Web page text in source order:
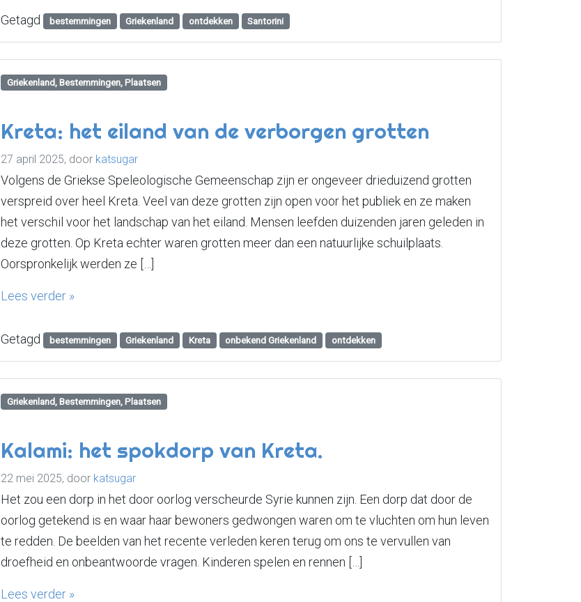
Getagd bestemmingen Griekenland ontdekken Santorini
Griekenland, Bestemmingen, Plaatsen
Kreta: het eiland van de verborgen grotten
27 april 2025, door katsugar
Volgens de Griekse Speleologische Gemeenschap zijn er ongeveer drieduizend grotten
verspreid over heel Kreta. Veel van deze grotten zijn open voor het publiek en ze maken
het verschil voor het landschap van het eiland. Mensen leefden duizenden jaren geleden in
deze grotten. Op Kreta echter waren grotten meer dan een natuurlijke schuilplaats.
Oorspronkelijk werden ze […]
Lees verder »
Getagd bestemmingen Griekenland Kreta onbekend Griekenland ontdekken
Griekenland, Bestemmingen, Plaatsen
Kalami: het spokdorp van Kreta.
22 mei 2025, door katsugar
Het zou een dorp in het door oorlog verscheurde Syrie kunnen zijn. Een dorp dat door de
oorlog getekend is en waar haar bewoners gedwongen waren om te vluchten om hun leven
te redden. De beelden van het recente verleden keren terug om ons te vervullen van
droefheid en onbeantwoorde vragen. Kinderen spelen en rennen […]
Lees verder »